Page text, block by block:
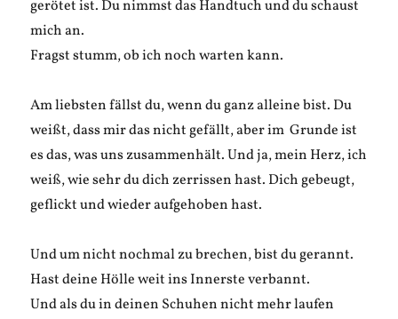
gerötet ist. Du nimmst das Handtuch und du schaust
mich an.
Fragst stumm, ob ich noch warten kann.
Am liebsten fällst du, wenn du ganz alleine bist. Du
weißt, dass mir das nicht gefällt, aber im Grunde ist
es das, was uns zusammenhält. Und ja, mein Herz, ich
weiß, wie sehr du dich zerrissen hast. Dich gebeugt,
geflickt und wieder aufgehoben hast.
Und um nicht nochmal zu brechen, bist du gerannt.
Hast deine Hölle weit ins Innerste verbannt.
Und als du in deinen Schuhen nicht mehr laufen